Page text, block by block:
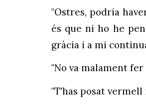
"Ostres, podria
és que ni ho he
gràcia i a mi
"No va malament fer
"T'has posat vermell